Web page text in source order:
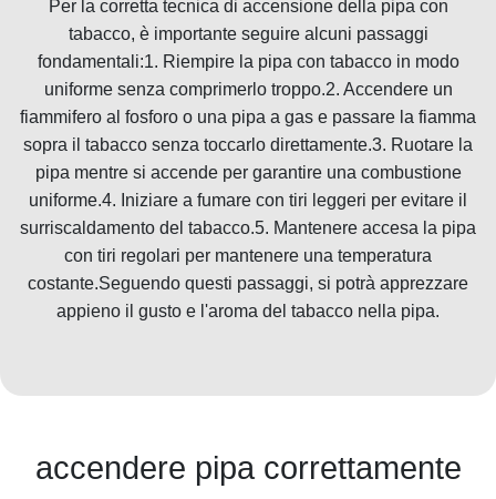
Per la corretta tecnica di accensione della pipa con
tabacco, è importante seguire alcuni passaggi
fondamentali:1. Riempire la pipa con tabacco in modo
uniforme senza comprimerlo troppo.2. Accendere un
fiammifero al fosforo o una pipa a gas e passare la fiamma
sopra il tabacco senza toccarlo direttamente.3. Ruotare la
pipa mentre si accende per garantire una combustione
uniforme.4. Iniziare a fumare con tiri leggeri per evitare il
surriscaldamento del tabacco.5. Mantenere accesa la pipa
con tiri regolari per mantenere una temperatura
costante.Seguendo questi passaggi, si potrà apprezzare
appieno il gusto e l'aroma del tabacco nella pipa.
accendere pipa correttamente